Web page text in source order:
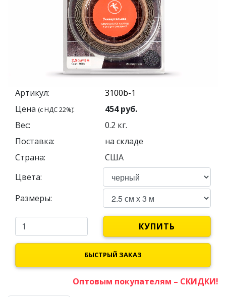
Артикул:
Цена (с НДС 22%): 454 руб.
Вес:
0.2 кг.
Поставка:
на складе
Страна:
США
Цвета:
Размеры:
КУПИТЬ
БЫСТРЫЙ ЗАКАЗ
Оптовым покупателям – СКИДКИ!